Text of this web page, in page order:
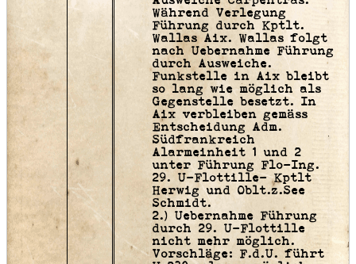
Während Verlegung
Führung durch Kptlt.
Wallas Aix. Wallas folgt
nach Uebernahme Führung
durch Ausweiche.
Funkstelle in Aix bleibt
so lang wie möglich als
Gegenstelle besetzt. In
Aix verbleiben gemäss
Entscheidung Adm.
Südfrankreich
Alarmeinheit 1 und 2
unter Führung Flo-Ing.
29. U-Flottille- Kptlt
Herwig und Oblt.z.See
Schmidt.
2.) Uebernahme Führung
durch 29. U-Flottille
nicht mehr möglich.
Vorschläge: F.d.U. führt